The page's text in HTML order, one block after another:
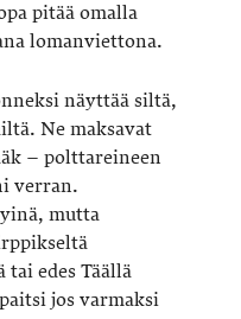
pitää omalla
lomanviettona.
näyttää siltä,
Ne maksavat
– polttareineen
verran.
mutta
tai edes Täällä
jos varmaksi